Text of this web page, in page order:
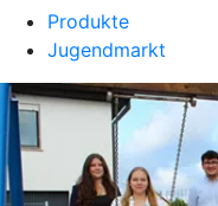
Produkte
Jugendmarkt